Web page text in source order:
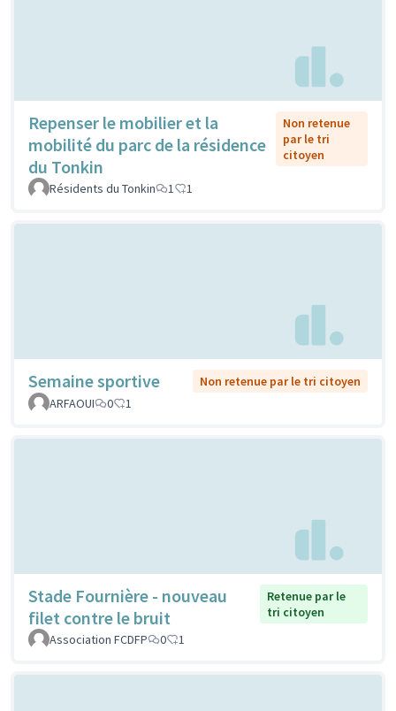
Repenser le mobilier et la
mobilité du parc de la résidence
du Tonkin
Non retenue
par le tri
citoyen
Résidents du Tonkin 1 1
Semaine sportive
Non retenue par le tri citoyen
ARFAOUI
0 1
Stade Fournière - nouveau
filet contre le bruit
Retenue par le
tri citoyen
Association FCDFP
0 1